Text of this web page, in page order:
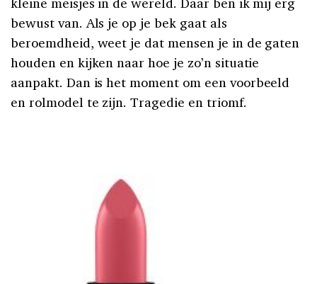
bewust van. Als je op je bek gaat als
beroemdheid, weet je dat mensen je in de gaten
houden en kijken naar hoe je zo’n situatie
aanpakt. Dan is het moment om een voorbeeld
en rolmodel te zijn. Tragedie en triomf.